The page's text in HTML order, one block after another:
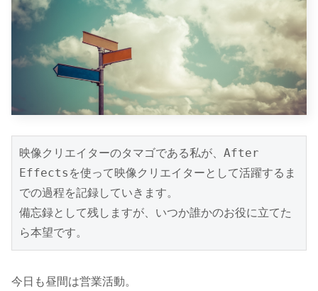
映像クリエイターのタマゴである私が、After
Effectsを使って映像クリエイターとして活躍するま
での過程を記録していきます。
備忘録として残しますが、いつか誰かのお役に立てた
ら本望です。
今日も昼間は営業活動。